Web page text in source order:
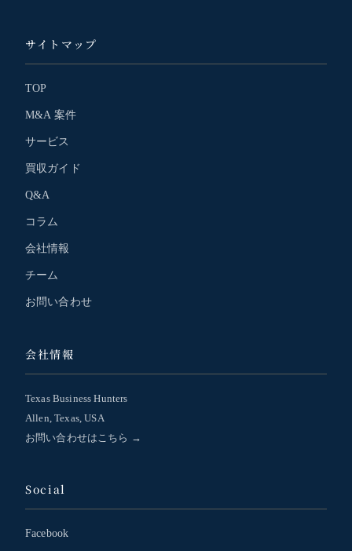
サイトマップ
TOP
M&A 案件
サービス
買収ガイド
Q&A
コラム
会社情報
チーム
お問い合わせ
会社情報
Texas Business Hunters
Allen, Texas, USA
お問い合わせはこちら →
Social
Facebook